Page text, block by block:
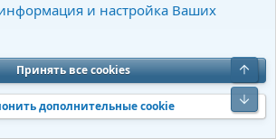
его вирулентности, величины
а также состояния
и резистентности
у собак может протекать в
острой, подострой, хронической и
Основными критериями
и настройка Ваших
Принять все cookies
дополнительные cookie
Верх
Низ